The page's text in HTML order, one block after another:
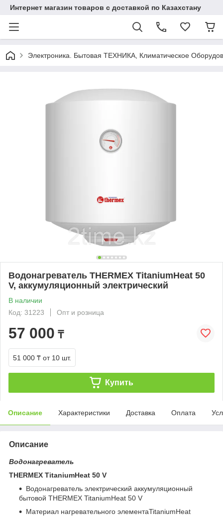
Интернет магазин товаров с доставкой по Казахстану
Электроника. Бытовая ТЕХНИКА, Климатическое
Водонагреватель THERMEX TitaniumHeat 50
V, аккумуляционный электрический
В наличии
Код: 31223
Опт и розница
57 000 ₸
51 000 ₸ от 10 шт.
Купить
Описание Характеристики Доставка Оплата
Описание
Водонагреватель
THERMEX TitaniumHeat 50 V
Водонагреватель электрический аккумуляционный
бытовой THERMEX TitaniumHeat 50 V
Материал нагревательного элементаTitaniumHeat